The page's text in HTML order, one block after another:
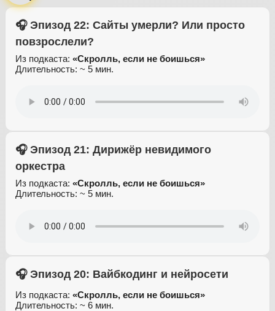
🎧 Эпизод 22: Сайты умерли? Или просто
повзрослели?
Из подкаста: «Скролль, если не боишься»
Длительность: ~ 5 мин.
🎧 Эпизод 21: Дирижёр невидимого
оркестра
Из подкаста: «Скролль, если не боишься»
Длительность: ~ 5 мин.
🎧 Эпизод 20: Вайбкодинг и нейросети
Из подкаста: «Скролль, если не боишься»
Длительность: ~ 6 мин.